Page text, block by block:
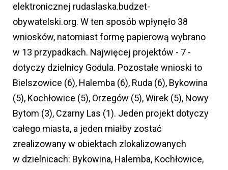
elektronicznej rudaslaska.budzet-
obywatelski.org. W ten sposób wpłynęło 38
wniosków, natomiast formę papierową wybrano
w 13 przypadkach. Najwięcej projektów - 7 -
dotyczy dzielnicy Godula. Pozostałe wnioski to
Bielszowice (6), Halemba (6), Ruda (6), Bykowina
(5), Kochłowice (5), Orzegów (5), Wirek (5), Nowy
Bytom (3), Czarny Las (1). Jeden projekt dotyczy
całego miasta, a jeden miałby zostać
zrealizowany w obiektach zlokalizowanych
w dzielnicach: Bykowina, Halemba, Kochłowice,